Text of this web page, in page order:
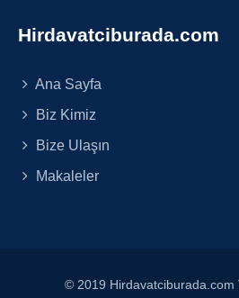
Hirdavatciburada.com
Ana Sayfa
Biz Kimiz
Bize Ulaşın
Makaleler
© 2019 Hirdavatciburada.com